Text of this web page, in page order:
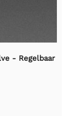
- Regelbaar